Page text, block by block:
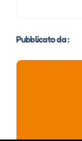
Pubblicato da :